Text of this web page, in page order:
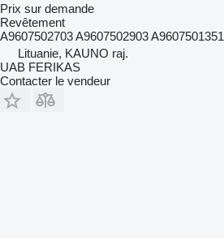
Prix sur demande
Revêtement
A9607502703 A9607502903 A9607501351
Lituanie, KAUNO raj.
UAB FERIKAS
Contacter le vendeur